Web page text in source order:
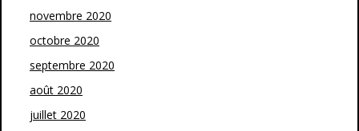
novembre 2020
octobre 2020
septembre 2020
août 2020
juillet 2020